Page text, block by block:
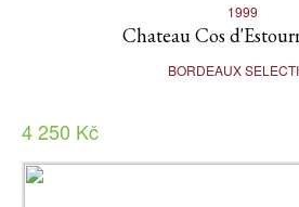
1999
Chateau Cos
BORDEAUX
4 250 Kč